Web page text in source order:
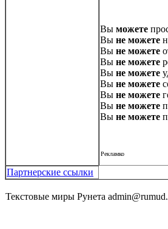
Вы можете
Вы не можете
Вы не можете
Вы не можете
Вы не можете
Вы не можете
Вы не можете
Вы не можете
Вы не можете
Рекламко
Партнерские ссылки
Текстовые миры Рунета